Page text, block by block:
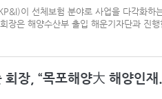
이 선체보험 분야로 사업을 다각화
장은 해양수산부 출입 해운기자단과 진
장, “목포해양大 해양인재